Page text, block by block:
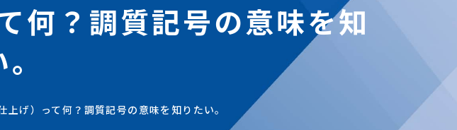
何？調質記号の意味を知
上げ）って何？調質記号の意味を知りたい。